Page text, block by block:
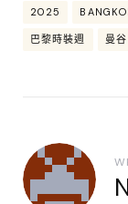
2025
巴黎時裝週 曼谷